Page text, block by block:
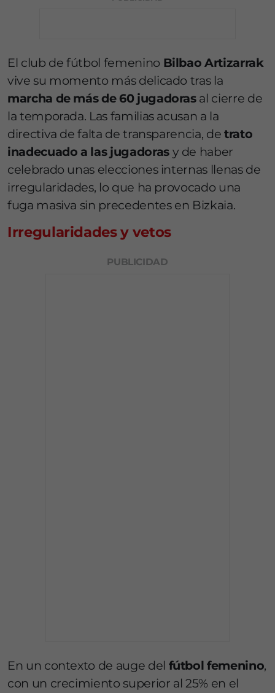
El club de fútbol femenino Bilbao Artizarrak
vive su momento más delicado tras la
marcha de más de 60 jugadorasal cierre de
la temporada. Las familias acusan a la
directiva de falta de transparencia, de trato
inadecuado a las jugadorasy de haber
celebrado unas elecciones internas llenas de
irregularidades, lo que ha provocado una
fuga masiva sin precedentes en Bizkaia.
Irregularidades y vetos
PUBLICIDAD
En un contexto de auge del fútbol femenino,
con un crecimiento superior al 25% en el